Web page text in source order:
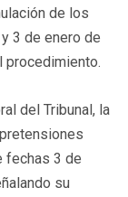
de los
3 de enero de
procedimiento.
del Tribunal, la
fechas 3 de
su